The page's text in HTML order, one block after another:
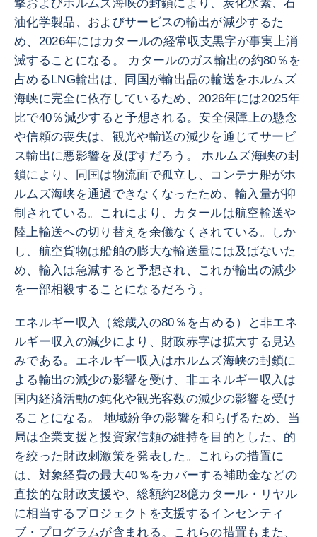
撃およびホルムズ海峡の封鎖により、炭化水素、石
油化学製品、およびサービスの輸出が減少するた
め、2026年にはカタールの経常収支黒字が事実上消
滅することになる。 カタールのガス輸出の約80％を
占めるLNG輸出は、同国が輸出品の輸送をホルムズ
海峡に完全に依存しているため、2026年には2025年
比で40％減少すると予想される。安全保障上の懸念
や信頼の喪失は、観光や輸送の減少を通じてサービ
ス輸出に悪影響を及ぼすだろう。 ホルムズ海峡の封
鎖により、同国は物流面で孤立し、コンテナ船がホ
ルムズ海峡を通過できなくなったため、輸入量が抑
制されている。これにより、カタールは航空輸送や
陸上輸送への切り替えを余儀なくされている。しか
し、航空貨物は船舶の膨大な輸送量には及ばないた
め、輸入は急減すると予想され、これが輸出の減少
を一部相殺することになるだろう。
エネルギー収入（総歳入の80％を占める）と非エネ
ルギー収入の減少により、財政赤字は拡大する見込
みである。エネルギー収入はホルムズ海峡の封鎖に
よる輸出の減少の影響を受け、非エネルギー収入は
国内経済活動の鈍化や観光客数の減少の影響を受け
ることになる。 地域紛争の影響を和らげるため、当
局は企業支援と投資家信頼の維持を目的とした、的
を絞った財政刺激策を発表した。これらの措置に
は、対象経費の最大40％をカバーする補助金などの
直接的な財政支援や、総額約28億カタール・リヤル
に相当するプロジェクトを支援するインセンティ
ブ・プログラムが含まれる。これらの措置もまた、